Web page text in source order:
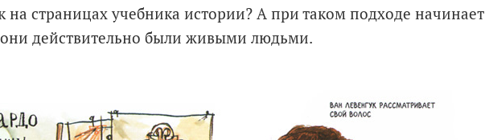
на страницах учебника истории? А при таком подходе начинает
они действительно были живыми людьми.